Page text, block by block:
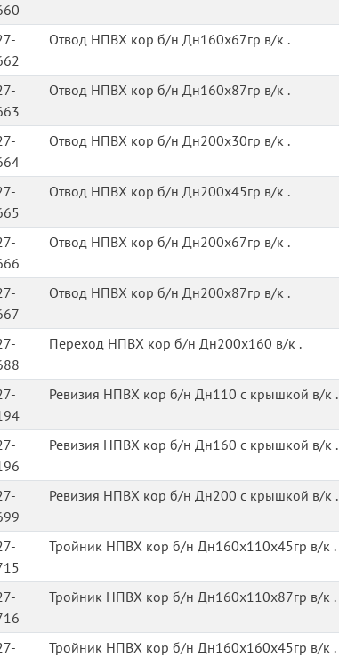
Отвод НПВХ кор б/н Дн160х67гр в/к .
Отвод НПВХ кор б/н Дн160х87гр в/к .
Отвод НПВХ кор б/н Дн200х30гр в/к .
Отвод НПВХ кор б/н Дн200х45гр в/к .
Отвод НПВХ кор б/н Дн200х67гр в/к .
Отвод НПВХ кор б/н Дн200х87гр в/к .
Переход НПВХ кор б/н Дн200х160 в/к .
Ревизия НПВХ кор б/н Дн110 с крышкой в/к .
Ревизия НПВХ кор б/н Дн160 с крышкой в/к .
Ревизия НПВХ кор б/н Дн200 с крышкой в/к .
Тройник НПВХ кор б/н Дн160х110х45гр в/к .
Тройник НПВХ кор б/н Дн160х110х87гр в/к .
Тройник НПВХ кор б/н Дн160х160х45гр в/к .